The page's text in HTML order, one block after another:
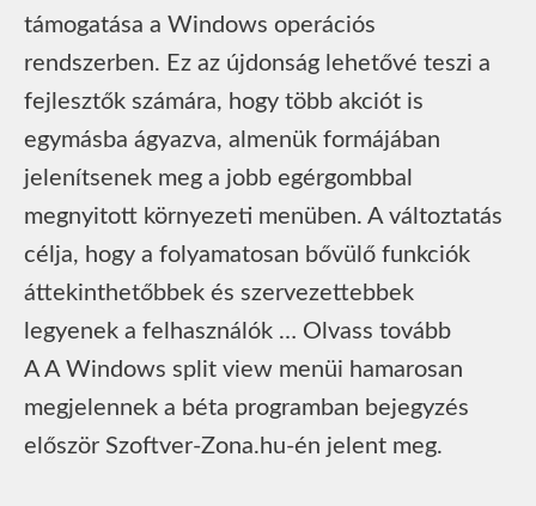
támogatása a Windows operációs
rendszerben. Ez az újdonság lehetővé teszi a
fejlesztők számára, hogy több akciót is
egymásba ágyazva, almenük formájában
jelenítsenek meg a jobb egérgombbal
megnyitott környezeti menüben. A változtatás
célja, hogy a folyamatosan bővülő funkciók
áttekinthetőbbek és szervezettebbek
legyenek a felhasználók … Olvass tovább
A A Windows split view menüi hamarosan
megjelennek a béta programban bejegyzés
először Szoftver-Zona.hu-én jelent meg.